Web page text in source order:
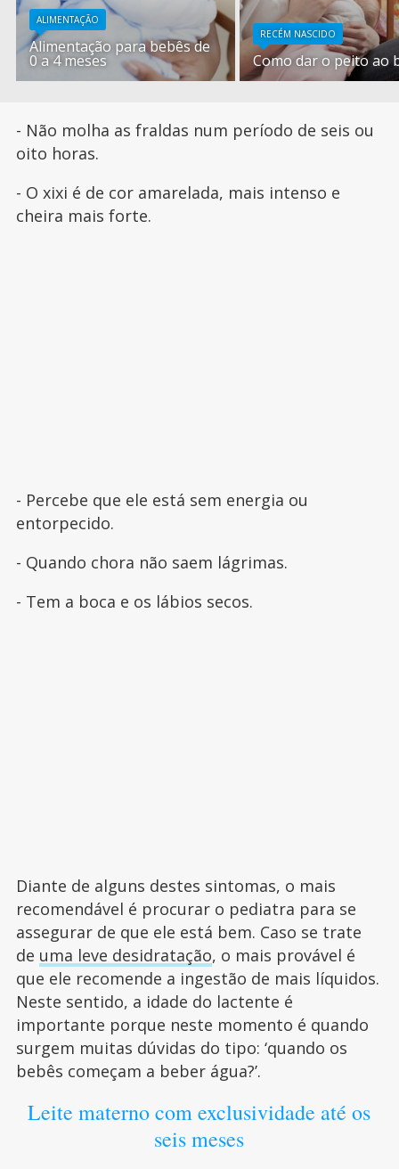
ALIMENTAÇÃO
Alimentação para bebês de
0 a 4 meses
RECÉM NASCIDO
Como dar o peito ao
- Não molha as fraldas num período de seis ou
oito horas.
- O xixi é de cor amarelada, mais intenso e
cheira mais forte.
- Percebe que ele está sem energia ou
entorpecido.
- Quando chora não saem lágrimas.
- Tem a boca e os lábios secos.
Diante de alguns destes sintomas, o mais
recomendável é procurar o pediatra para se
assegurar de que ele está bem. Caso se trate
de uma leve desidratação, o mais provável é
que ele recomende a ingestão de mais líquidos.
Neste sentido, a idade do lactente é
importante porque neste momento é quando
surgem muitas dúvidas do tipo: ‘quando os
bebês começam a beber água?’.
Leite materno com exclusividade até os
seis meses